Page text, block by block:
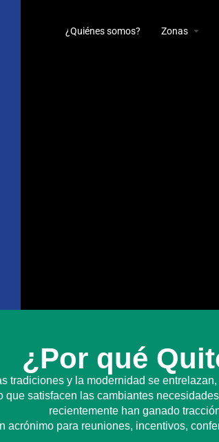
¿Quiénes somos? Zonas
¿Por qué
tradiciones y la modernidad se
satisfacen las cambiantes
recientemente han ganado
acrónimo para reuniones, incentivos,